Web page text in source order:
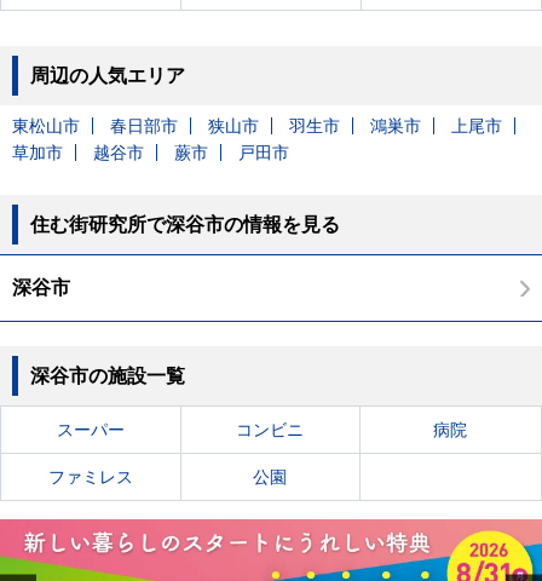
周辺の人気エリア
東松山市 春日部市 狭山市 羽生市 鴻巣市
上尾市
草加市
越谷市 蕨市 戸田市
住む街研究所で深谷市の情報を見る
深谷市
深谷市の施設一覧
スーパー コンビニ 病院
ファミレス 公園